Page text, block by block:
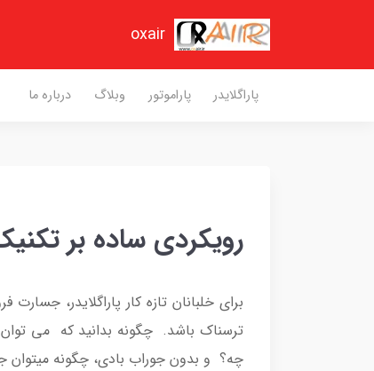
oxair
پاراگلایدر پاراموتور وبلاگ درباره ما
رویکردی ساده بر
برای خلبانان تازه کار پاراگلایدر،
ترسناک باشد. چگونه بدانید که می
چه؟ و بدون جوراب بادی، چگونه